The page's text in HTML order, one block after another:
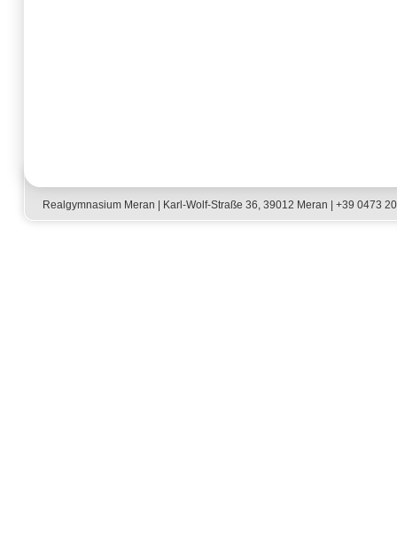
Realgymnasium Meran | Karl-Wolf-Straße 36, 39012 Meran | +39 0473